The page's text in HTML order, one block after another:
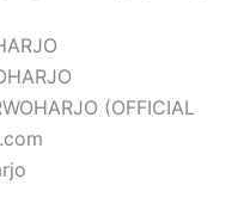
(OFFICIAL